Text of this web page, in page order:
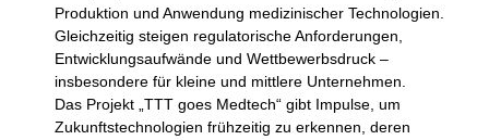
Produktion und Anwendung medizinischer Technologien.
Gleichzeitig steigen regulatorische Anforderungen,
Entwicklungsaufwände und Wettbewerbsdruck –
insbesondere für kleine und mittlere Unternehmen.
Das Projekt „TTT goes Medtech“ gibt Impulse, um
Zukunftstechnologien frühzeitig zu erkennen, deren